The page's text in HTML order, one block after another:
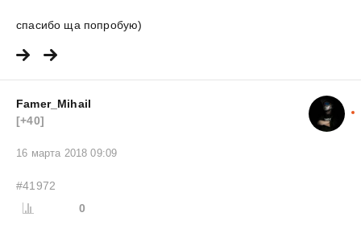
спасибо ща попробую)
Famer_Mihail
[+40]
16 марта 2018 09:09
#41972
0